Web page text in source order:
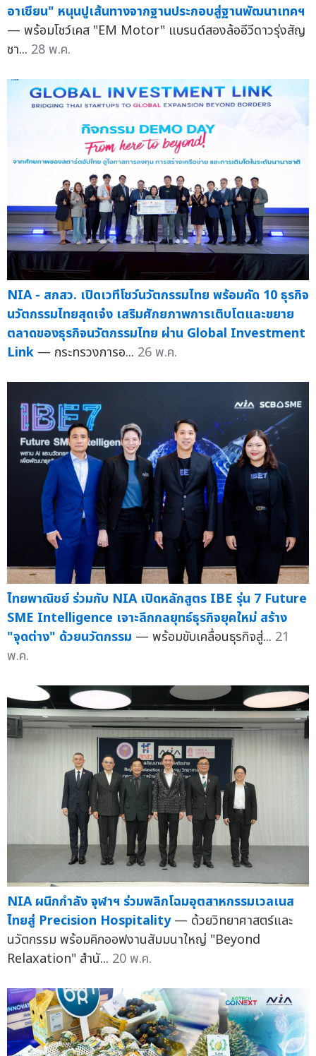
อาเซียน" หนุนปูเส้นทางจากฐานประกอบสู่ฐานพัฒนาเทคฯ
— พร้อมโชว์เคส "EM Motor" แบรนด์สองล้ออีวีดาวรุ่งสัญ
ชา... 28 พ.ค.
NIA - สกสว. เปิดเวทีโชว์นวัตกรรมไทย พร้อมคัด 10 ธุรกิจ
นวัตกรรมไทยสุดเจ๋ง เสริมศักยภาพการเติบโตและขยาย
ตลาดของธุรกิจนวัตกรรมไทย ผ่าน Global Investment
Link — กระทรวงการอ... 26 พ.ค.
ไทยพาณิชย์ ร่วมกับ NIA เปิดหลักสูตร IBE รุ่น 7 Future
SME Intelligence เจาะลึกกลยุทธ์ธุรกิจยุคใหม่ สร้าง
"จุดต่าง" ด้วยนวัตกรรม — พร้อมขับเคลื่อนธุรกิจสู่... 21
พ.ค.
NIA ผนึกกำลัง จุฬาฯ ร่วมพลิกโฉมอุตสาหกรรมเวลเนส
ไทยสู่ Precision Hospitality — ด้วยวิทยาศาสตร์และ
นวัตกรรม พร้อมคิกออฟงานสัมมนาใหญ่ "Beyond
Relaxation" สำนั... 20 พ.ค.